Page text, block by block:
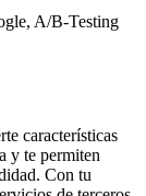
A/B-Testing
características
y te permiten
Con tu